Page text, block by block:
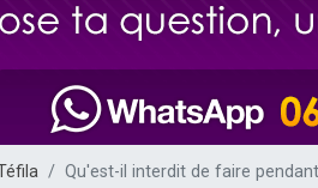
3 personnes viennent de faire un
Odaya vient de donner son Maasser
2 personnes viennent de faire un
Qu'est-il interdit de faire